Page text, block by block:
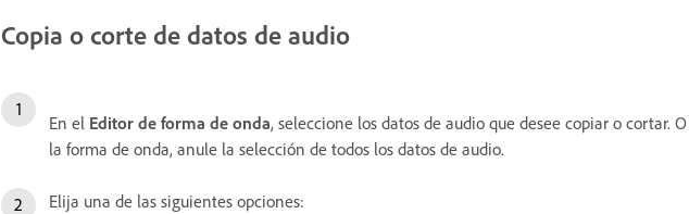
Copia o corte de datos de audio
En el Editor de forma de onda, seleccione los datos de audio que desee copiar o cortar.
la forma de onda, anule la selección de todos los datos de audio.
Elija una de las siguientes opciones: